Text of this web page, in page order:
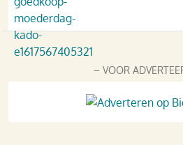
– VOOR